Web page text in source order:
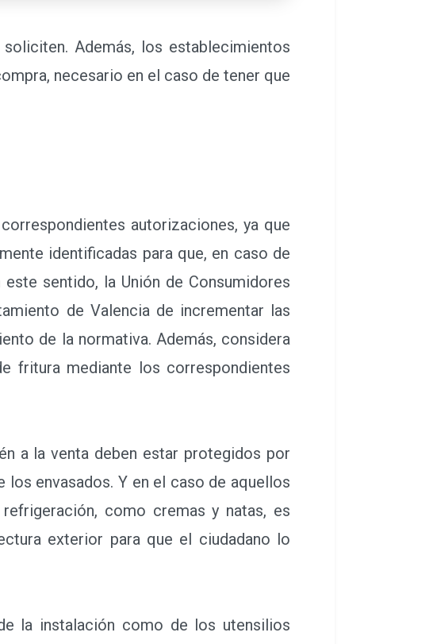
Además, los establecimientos
necesario en el caso de tener que
autorizaciones, ya que
identificadas para que, en caso de
sentido, la Unión de Consumidores
de Valencia de incrementar las
de la normativa. Además, considera
fritura mediante los correspondientes
a la venta deben estar protegidos por
envasados. Y en el caso de aquellos
como cremas y natas, es
exterior para que el ciudadano lo
la instalación como de los utensilios